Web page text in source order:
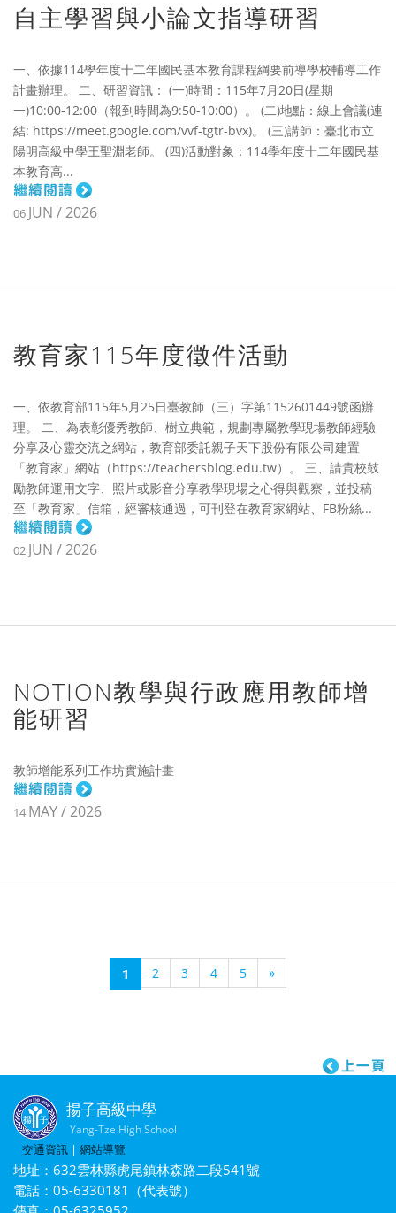
自主學習與小論文指導研習
一、依據114學年度十二年國民基本教育課程綱要前導學校輔導工作
計畫辦理。 二、研習資訊： (一)時間：115年7月20日(星期
一)10:00-12:00（報到時間為9:50-10:00）。 (二)地點：線上會議(連
結: https://meet.google.com/vvf-tgtr-bvx)。 (三)講師：臺北市立
陽明高級中學王聖淵老師。 (四)活動對象：114學年度十二年國民基
本教育高...
06 JUN / 2026
教育家115年度徵件活動
一、依教育部115年5月25日臺教師（三）字第1152601449號函辦
理。 二、為表彰優秀教師、樹立典範，規劃專屬教學現場教師經驗
分享及心靈交流之網站，教育部委託親子天下股份有限公司建置
「教育家」網站（https://teachersblog.edu.tw）。 三、請貴校鼓
勵教師運用文字、照片或影音分享教學現場之心得與觀察，並投稿
至「教育家」信箱，經審核通過，可刊登在教育家網站、FB粉絲...
02 JUN / 2026
NOTION教學與行政應用教師增
能研習
教師增能系列工作坊實施計畫
14 MAY / 2026
1 2 3 4 5 »
揚子高級中學
Yang-Tze High School
交通資訊 | 網站導覽
地址：632雲林縣虎尾鎮林森路二段541號
電話：05-6330181（代表號）